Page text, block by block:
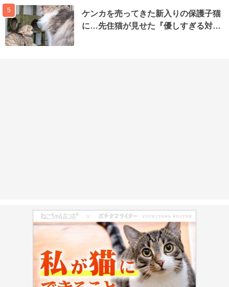
5
ケンカを売ってきた新入りの保護子猫
に…先住猫が見せた『優しすぎる対…